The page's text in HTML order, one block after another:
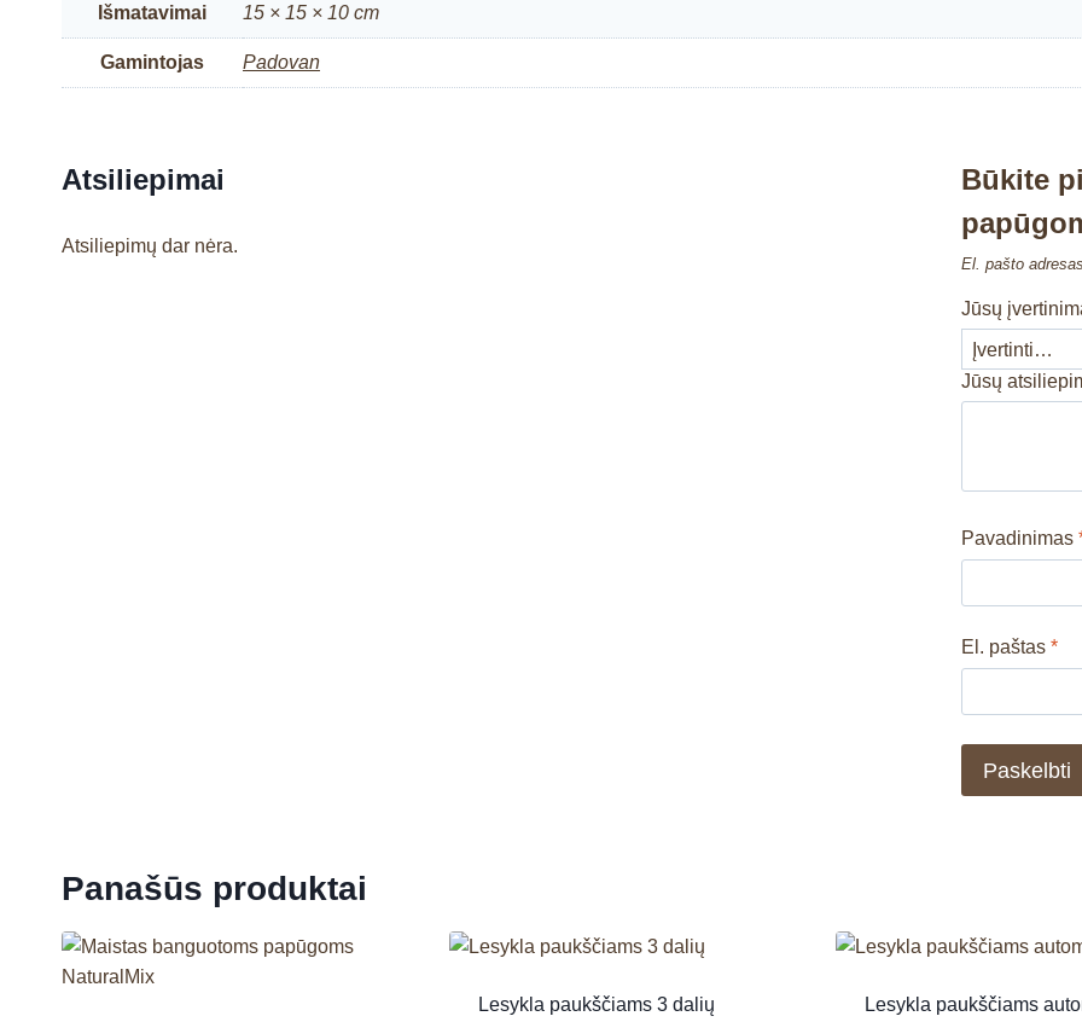
Išmatavimai 15 × 15 × 10 cm
Gamintojas Padovan
Atsiliepimai
Atsiliepimų dar nėra.
Būkite
El. pašto
Jūsų
Jūsų
Pavadinimas
El. paštas*
Panašūs produktai
Lesykla paukščiams 3 dalių Lesykla paukščiams